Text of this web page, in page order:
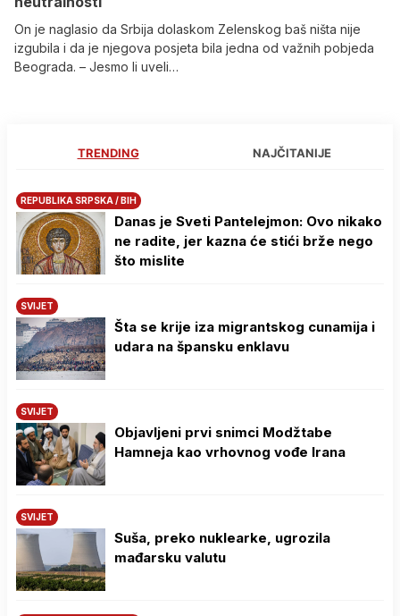
On je naglasio da Srbija dolaskom Zelenskog baš ništa nije
izgubila i da je njegova posjeta bila jedna od važnih pobjeda
Beograda. – Jesmo li uveli…
TRENDING NAJČITANIJE
REPUBLIKA SRPSKA / BIH
Danas je Sveti Pantelejmon: Ovo nikako
ne radite, jer kazna će stići brže nego
što mislite
SVIJET
Šta se krije iza migrantskog cunamija i
udara na špansku enklavu
SVIJET
Objavljeni prvi snimci Modžtabe
Hamneja kao vrhovnog vođe Irana
SVIJET
Suša, preko nuklearke, ugrozila
mađarsku valutu